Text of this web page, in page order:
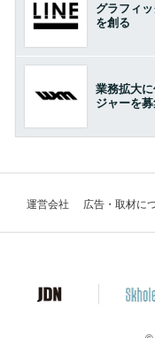
グラフィ
を創る
業務拡大
ジャーを募
運営会社 広告・取材に